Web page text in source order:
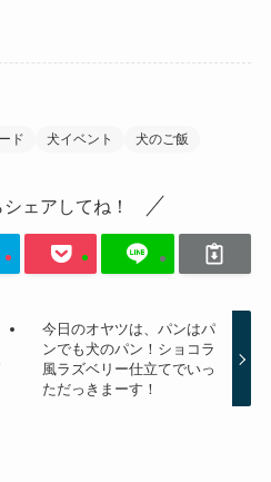
ド 犬イベント 犬のご飯
ェアしてね！
今日のオヤツは、パンはパ
ンでも犬のパン！ショコラ
風ラズベリー仕立てでいっ
ただっきまーす！